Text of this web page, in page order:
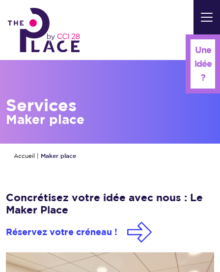
Une
idée
?
Services
Maker place
Accueil Maker place
Concrétisez votre idée avec nous : Le
Maker Place
Réservez votre créneau !